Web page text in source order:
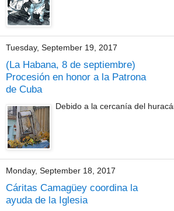
Tuesday, September 19, 2017
(La Habana, 8 de septiembre)
Procesión en honor a la Patrona
de Cuba
Debido a la cercanía del
Monday, September 18, 2017
Cáritas Camagüey coordina la
ayuda de la Iglesia